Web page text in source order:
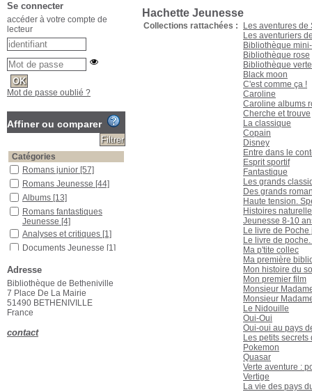
Hachette Jeunesse
Collections rattachées :
Les aventures de
Les aventuriers
Bibliothèque
Bibliothèque rose
Bibliothèque verte
Black moon
C'est comme ça !
Caroline
Caroline albums
Cherche et trouve
La classique
Copain
Disney
Entre dans le
Esprit sportif
Fantastique
Les grands
Des grands
Haute tension.
Histoires
Jeunesse 8-10
Le livre de
Le livre de
Ma p'tite collec
Ma première
Mon histoire du
Mon premier film
Monsieur
Monsieur
Le Nidouille
Oui-Oui
Oui-oui au pays
Les petits secrets
Pokemon
Quasar
Verte aventure :
Vertige
La vie des pays
Se connecter
accéder à votre compte de
lecteur
Mot de passe oublié ?
Affiner ou comparer
Catégories
Romans junior [57]
Romans Jeunesse [44]
Albums [13]
Romans fantastiques
Jeunesse [4]
Analyses et critiques [1]
Documents Jeunesse [1]
Livres à jouer
Romans [1]
Romans policiers
jeunesse
Localisation
Adresse
Bibliothèque de Betheniville
7 Place De La Mairie
51490 BETHENIVILLE
France
contact